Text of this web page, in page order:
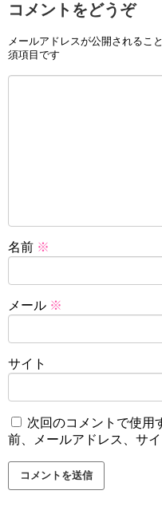
コメントをどうぞ
メールアドレスが公開されるこ
須項目です
名前 ※
メール ※
サイト
次回のコメントで使用
前、メールアドレス、サイ